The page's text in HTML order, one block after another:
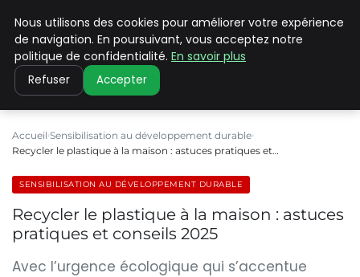
CLIMATE C ADVANCED
Accueil Sensibilisation au développement durable
Recycler le plastique à la maison : astuces pratiques et…
SENSIBILISATION AU DÉVELOPPEMENT DURABLE
Recycler le plastique à la maison : astuces
pratiques et conseils 2025
Avec l’urgence écologique qui s’accentue
Nous utilisons des cookies pour améliorer votre expérience
de navigation. En poursuivant, vous acceptez notre
politique de confidentialité. En savoir plus
Refuser Accepter